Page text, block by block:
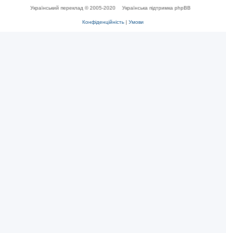
Український переклад © 2005-2020 Українська підтримка phpBB
Конфіденційність | Умови